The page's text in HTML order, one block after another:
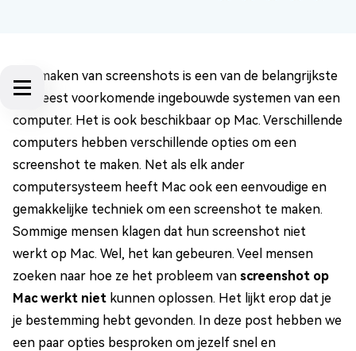
Het maken van screenshots is een van de belangrijkste
en meest voorkomende ingebouwde systemen van een
computer. Het is ook beschikbaar op Mac. Verschillende
computers hebben verschillende opties om een
screenshot te maken. Net als elk ander
computersysteem heeft Mac ook een eenvoudige en
gemakkelijke techniek om een screenshot te maken.
Sommige mensen klagen dat hun screenshot niet
werkt op Mac. Wel, het kan gebeuren. Veel mensen
zoeken naar hoe ze het probleem van screenshot op
Mac werkt niet kunnen oplossen. Het lijkt erop dat je
je bestemming hebt gevonden. In deze post hebben we
een paar opties besproken om jezelf snel en